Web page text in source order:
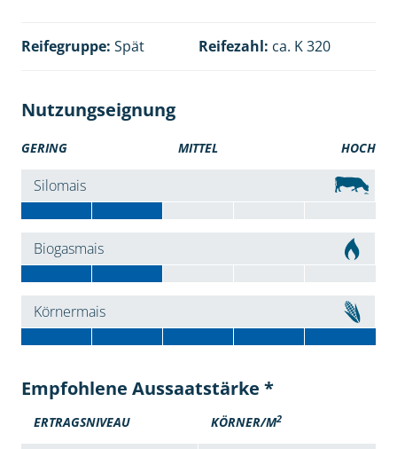
Reifegruppe: Spät Reifezahl: ca. K 320
Nutzungseignung
GERING MITTEL HOCH
Silomais
Biogasmais
Körnermais
Empfohlene Aussaatstärke *
ERTRAGSNIVEAU KÖRNER/M2